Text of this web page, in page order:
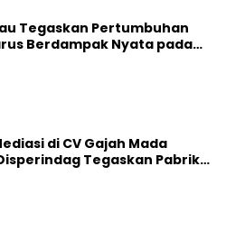
Tegaskan Pertumbuhan
Berdampak Nyata pada
di CV Gajah Mada
Tegaskan Pabrik